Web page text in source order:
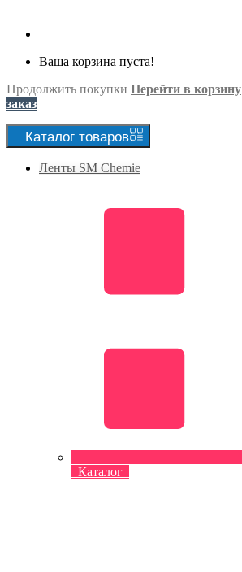
Ваша корзина пуста!
Продолжить покупки Перейти в корзину
заказ
Каталог товаров
Ленты SM Chemie
Каталог